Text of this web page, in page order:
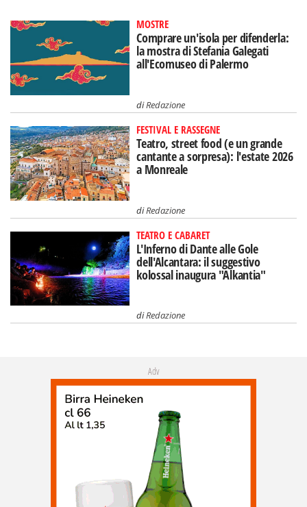
MOSTRE
Comprare un'isola per difenderla:
la mostra di Stefania Galegati
all'Ecomuseo di Palermo
diRedazione
FESTIVAL E RASSEGNE
Teatro, street food (e un grande
cantante a sorpresa): l'estate 2026
a Monreale
diRedazione
TEATRO E CABARET
L'Inferno di Dante alle Gole
dell'Alcantara: il suggestivo
kolossal inaugura "Alkantia"
diRedazione
Adv